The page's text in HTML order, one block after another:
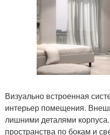
Визуально встроенная
интерьер помещения.
лишними деталями
пространства по бокам и